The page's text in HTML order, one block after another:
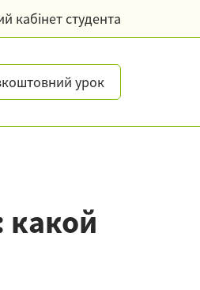
кабінет студента
урок
какой